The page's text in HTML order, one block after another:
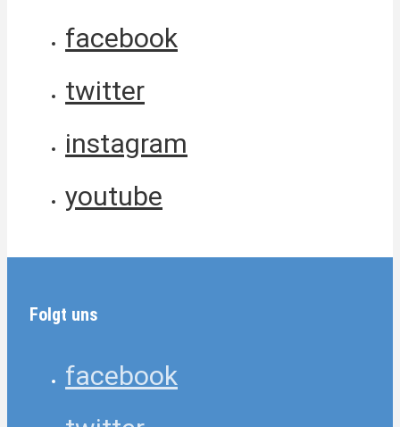
facebook
twitter
instagram
youtube
Folgt uns
facebook